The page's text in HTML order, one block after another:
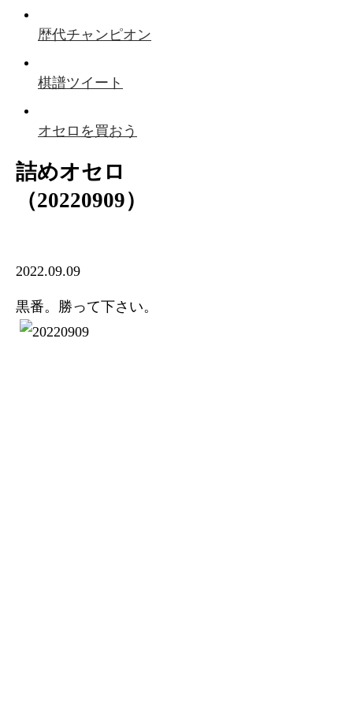
歴代チャンピオン
棋譜ツイート
オセロを買おう
詰めオセロ
（20220909）
2022.09.09
黒番。勝って下さい。